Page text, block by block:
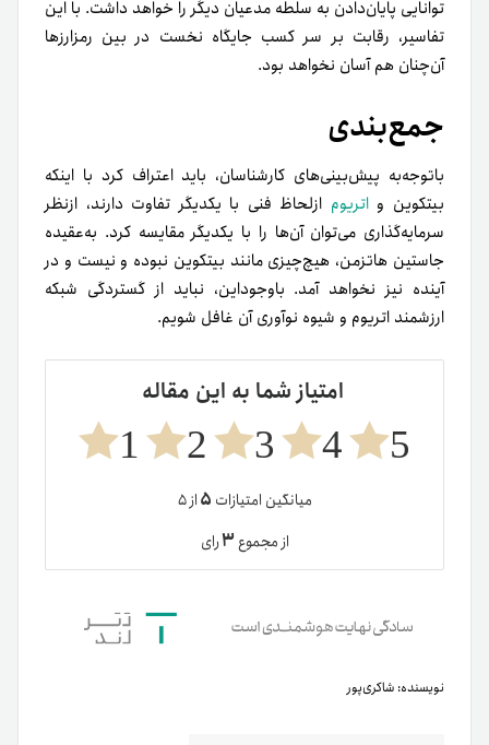
توانایی پایان‌دادن به سلطه مدعیان دیگر را خواهد داشت. با این
تفاسیر، رقابت بر سر کسب جایگاه نخست در بین رمزارزها
آن‌چنان هم آسان نخواهد بود.
جمع‌بندی
باتوجه‌به پیش‌بینی‌های کارشناسان، باید اعتراف کرد با اینکه
بیتکوین واتریوم ازلحاظ فنی با یکدیگر تفاوت دارند، ازنظر
سرمایه‌گذاری می‌توان آن‌ها را با یکدیگر مقایسه کرد. به‌عقیده
جاستین هاتزمن، هیچ‌چیزی مانند بیتکوین نبوده و نیست و در
آینده نیز نخواهد آمد. باوجوداین، نباید از گستردگی شبکه
ارزشمند اتریوم و شیوه نوآوری آن غافل شویم.
امتیاز شما به این مقاله
5
4
3
2
1
میانگین امتیازات ۵از ۵
از مجموع۳رای
نویسنده: شاکری‌پور